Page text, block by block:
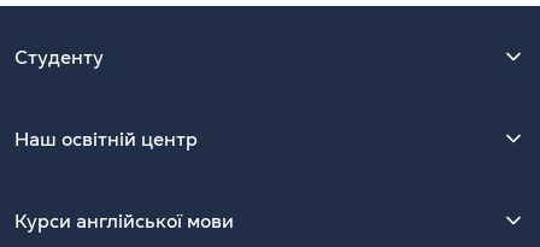
Студенту
Наш освітній центр
Курси англійської мови